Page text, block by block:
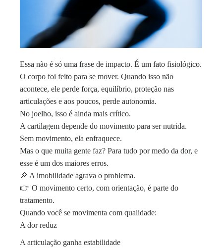
Essa não é só uma frase de impacto. É um fato fisiológico.
O corpo foi feito para se mover. Quando isso não
acontece, ele perde força, equilíbrio, proteção nas
articulações e aos poucos, perde autonomia.
No joelho, isso é ainda mais crítico.
A cartilagem depende do movimento para ser nutrida.
Sem movimento, ela enfraquece.
Mas o que muita gente faz? Para tudo por medo da dor, e
esse é um dos maiores erros.
🔎 A imobilidade agrava o problema.
👉 O movimento certo, com orientação, é parte do
tratamento.
Quando você se movimenta com qualidade:
A dor reduz
A articulação ganha estabilidade